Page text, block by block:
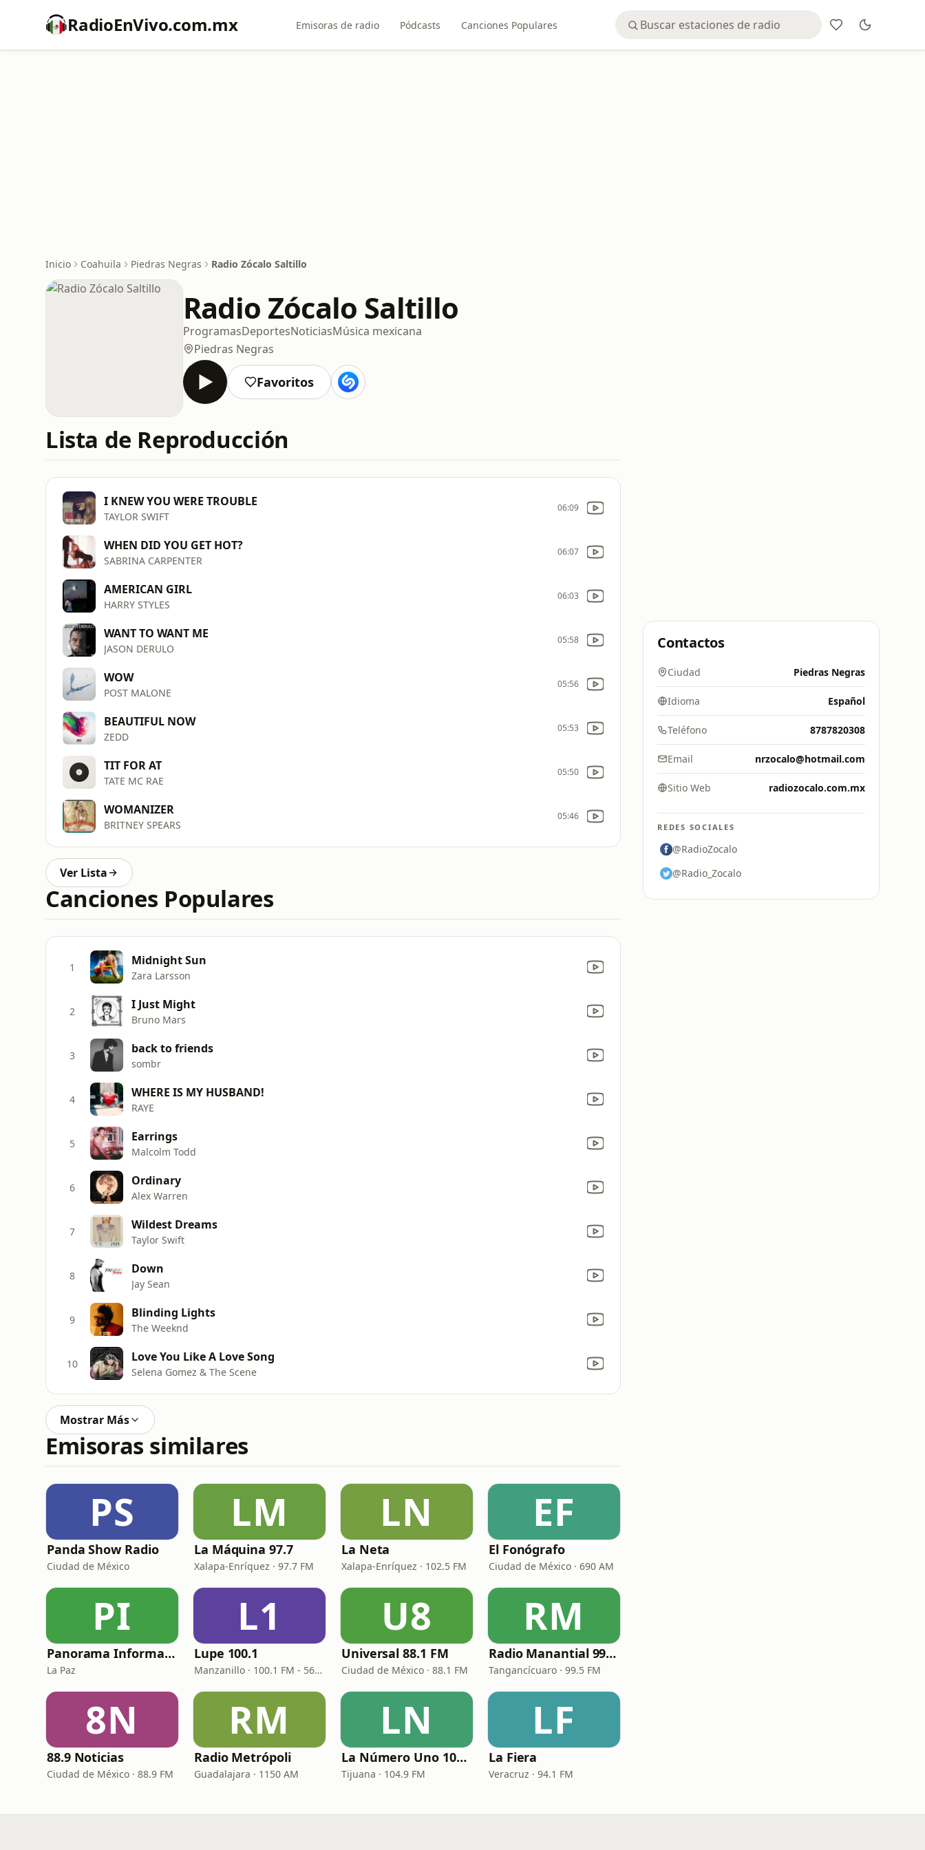
RadioEnVivo.com.mx Emisoras de radio Pódcasts Canciones Populares
Inicio Coahuila Piedras Negras Radio Zócalo Saltillo
Radio Zócalo Saltillo
ProgramasDeportesNoticiasMúsica mexicana
Piedras Negras
Favoritos
Lista de Reproducción
I KNEW YOU WERE TROUBLE
TAYLOR SWIFT
06:09
WHEN DID YOU GET HOT?
SABRINA CARPENTER
06:07
AMERICAN GIRL
HARRY STYLES
06:03
WANT TO WANT ME
JASON DERULO
05:58
WOW
POST MALONE
05:56
BEAUTIFUL NOW
ZEDD
05:53
TIT FOR AT
TATE MC RAE
05:50
WOMANIZER
BRITNEY SPEARS
05:46
Ver Lista
Canciones Populares
1 Midnight Sun
Zara Larsson
2 I Just Might
Bruno Mars
3 back to friends
sombr
4 WHERE IS MY HUSBAND!
RAYE
5 Earrings
Malcolm Todd
6 Ordinary
Alex Warren
7 Wildest Dreams
Taylor Swift
8 Down
Jay Sean
9 Blinding Lights
The Weeknd
10 Love You Like A Love Song
Selena Gomez & The Scene
Mostrar Más
Emisoras similares
PS
Panda Show Radio
Ciudad de México
LM
La Máquina 97.7
Xalapa-Enríquez · 97.7 FM
LN
La Neta
Xalapa-Enríquez · 102.5 FM
EF
El Fonógrafo
Ciudad de México · 690 AM
PI
Panorama Informativo
La Paz
L1
Lupe 100.1
Manzanillo · 100.1 FM - 560 AM
U8
Universal 88.1 FM
Ciudad de México · 88.1 FM
RM
Radio Manantial 99.5 FM XHTGM
Tangancícuaro · 99.5 FM
8N
88.9 Noticias
Ciudad de México · 88.9 FM
RM
Radio Metrópoli
Guadalajara · 1150 AM
LN
La Número Uno 104.9 FM
Tijuana · 104.9 FM
LF
La Fiera
Veracruz · 94.1 FM
Contactos
Ciudad Piedras Negras
Idioma Español
Teléfono 8787820308
Email nrzocalo@hotmail.com
Sitio Web radiozocalo.com.mx
REDES SOCIALES
@RadioZocalo
@Radio_Zocalo